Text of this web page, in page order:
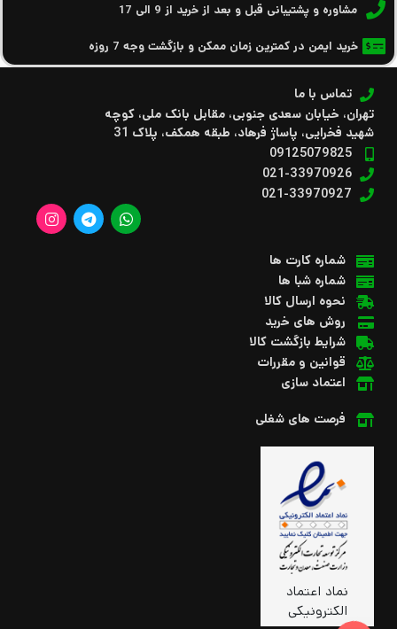
مشاوره و پشتیبانی قبل و بعد از خرید از 9 الی 17
خرید ایمن در کمترین زمان ممکن و بازگشت وجه 7 روزه
تماس با ما
تهران، خیابان سعدی جنوبی، مقابل بانک ملی، کوچه
شهید فخرایی، پاساژ فرهاد، طبقه همکف، پلاک 31
09125079825
021-33970926
021-33970927
شماره کارت ها
شماره شبا ها
نحوه ارسال کالا
روش های خرید
شرایط بازگشت کالا
قوانین و مقررات
اعتماد سازی
فرصت های شغلی
نماد اعتماد
الکترونیکی